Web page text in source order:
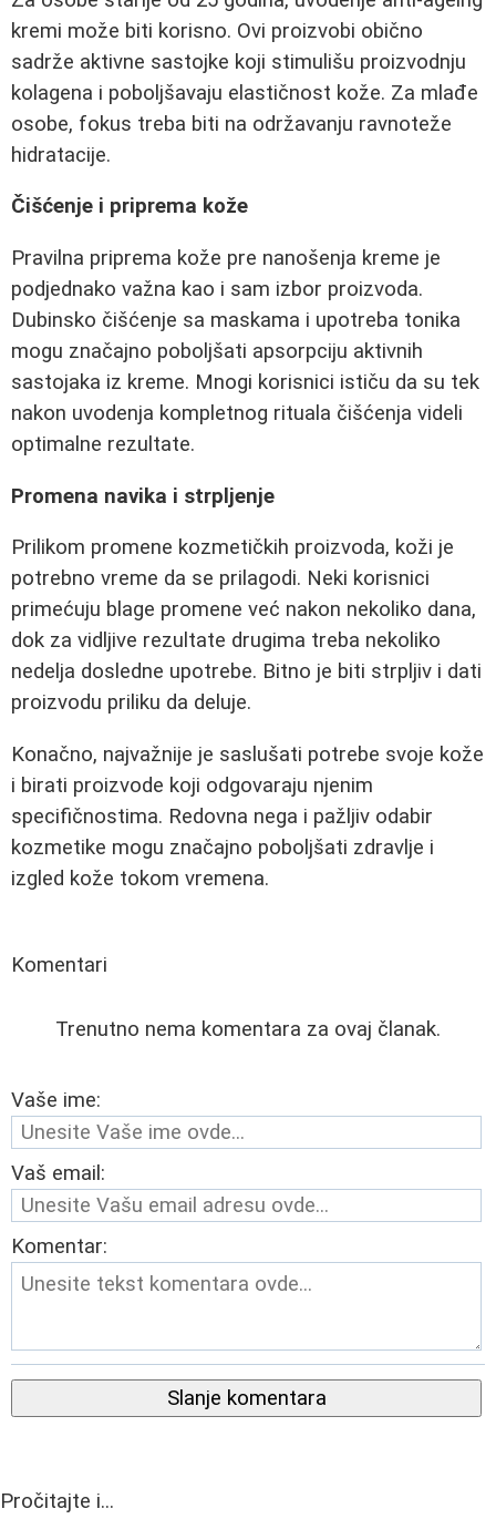
kremi može biti korisno. Ovi proizvobi obično
sadrže aktivne sastojke koji stimulišu proizvodnju
kolagena i poboljšavaju elastičnost kože. Za mlađe
osobe, fokus treba biti na održavanju ravnoteže
hidratacije.
Čišćenje i priprema kože
Pravilna priprema kože pre nanošenja kreme je
podjednako važna kao i sam izbor proizvoda.
Dubinsko čišćenje sa maskama i upotreba tonika
mogu značajno poboljšati apsorpciju aktivnih
sastojaka iz kreme. Mnogi korisnici ističu da su tek
nakon uvodenja kompletnog rituala čišćenja videli
optimalne rezultate.
Promena navika i strpljenje
Prilikom promene kozmetičkih proizvoda, koži je
potrebno vreme da se prilagodi. Neki korisnici
primećuju blage promene već nakon nekoliko dana,
dok za vidljive rezultate drugima treba nekoliko
nedelja dosledne upotrebe. Bitno je biti strpljiv i dati
proizvodu priliku da deluje.
Konačno, najvažnije je saslušati potrebe svoje kože
i birati proizvode koji odgovaraju njenim
specifičnostima. Redovna negа i pažljiv odabir
kozmetike mogu značajno poboljšati zdravlje i
izgled kože tokom vremena.
Komentari
Trenutno nema komentara za ovaj članak.
Vaše ime:
Vaš email:
Komentar:
Slanje komentara
Pročitajte i...